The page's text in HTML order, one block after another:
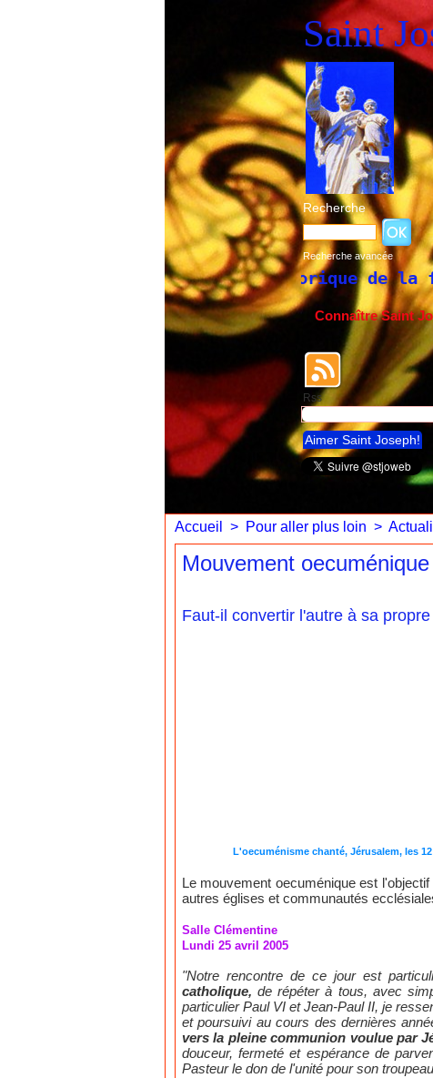
Saint
Recherche
Recherche avancée
Historique de la fête de Saint
Connaître Saint
Rss
Aimer Saint Joseph!
Accueil > Pour aller plus loin >
Mouvement
Faut-il convertir l'autre à sa
L'oecuménisme chanté, Jérusalem, les
Le mouvement oecuménique est
autres églises et communautés
Salle Clémentine
Lundi 25 avril 2005
"Notre rencontre de ce jour est
catholique,de répéter à tous, avec
particulier Paul VI et Jean-Paul II, je
et poursuivi au cours des dernières
vers la pleine communion voulue par
douceur, fermeté et espérance de
Pasteur le don de l'unité pour son